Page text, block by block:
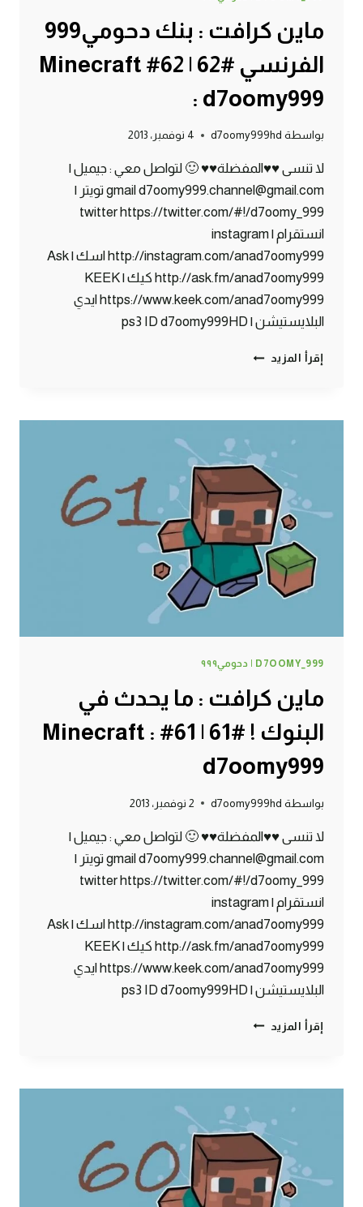
ماين كرافت : بنك دحومي999
الفرنسي #62 | 62# Minecraft
: d7oomy999
بواسطة d7oomy999hd 4 نوفمبر، 2013
لا تنسى ♥♥المفضلة♥♥ 🙂 لتواصل معي : جيميل |
gmail d7oomy999.channel@gmail.com تويتر |
twitter https://twitter.com/#!/d7oomy_999
انستقرام | instagram
http://instagram.com/anad7oomy999 اسك | Ask
http://ask.fm/anad7oomy999 كيك | KEEK
https://www.keek.com/anad7oomy999 ايدي
البلايستيشن | ps3 ID d7oomy999HD
إقرأ المزيد ماين
دحومي999
الفرنسي
#62
|
62#
MINECRAFT
:
D7OOMY999
D7OOMY_999 | دحومي٩٩٩
ماين كرافت : ما يحدث في
البنوك ! #61 | 61# Minecraft :
d7oomy999
بواسطة d7oomy999hd 2 نوفمبر، 2013
لا تنسى ♥♥المفضلة♥♥ 🙂 لتواصل معي : جيميل |
gmail d7oomy999.channel@gmail.com تويتر |
twitter https://twitter.com/#!/d7oomy_999
انستقرام | instagram
http://instagram.com/anad7oomy999 اسك | Ask
http://ask.fm/anad7oomy999 كيك | KEEK
https://www.keek.com/anad7oomy999 ايدي
البلايستيشن | ps3 ID d7oomy999HD
إقرأ المزيد ماين
يحدث
البنوك
!
#61
|
61#